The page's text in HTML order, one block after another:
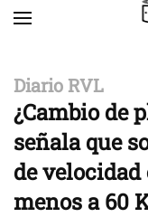
Diario RVL
¿Cambio de
señala que
de velocidad
menos a 60